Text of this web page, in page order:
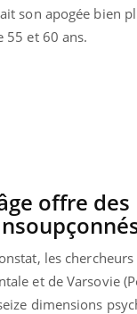
son apogée bien
55 et 60 ans.
offre des
les
et de Varsovie
dimensions